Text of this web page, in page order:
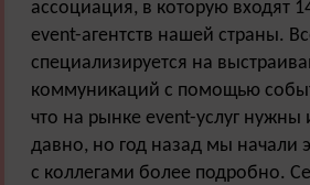
ассоциация, в которую входят
event-агентств нашей страны.
специализируется на
коммуникаций с помощью
что на рынке event-услуг
давно, но год назад мы начали
с коллегами более подробно.